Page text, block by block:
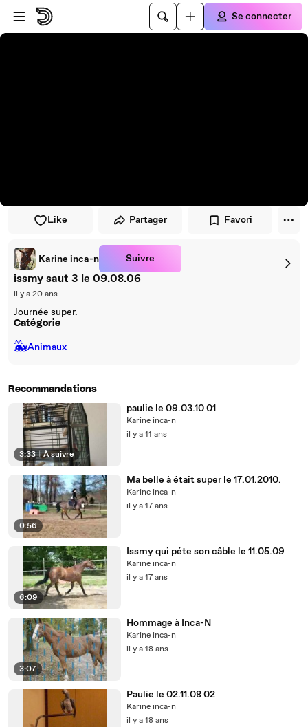
Passer au player
Passer au contenu principal
Se connecter
Like Partager Favori
Karine inca-n Suivre
issmy saut 3 le 09.08.06
il y a 20 ans
Journée super.
Catégorie
🐳Animaux
Recommandations
3:33 | À suivre
paulie le 09.03.10 01
Karine inca-n
il y a 11 ans
0:56
Ma belle à était super le 17.01.2010.
Karine inca-n
il y a 17 ans
6:09
Issmy qui péte son câble le 11.05.09
Karine inca-n
il y a 17 ans
3:07
Hommage à Inca-N
Karine inca-n
il y a 18 ans
Paulie le 02.11.08 02
Karine inca-n
il y a 18 ans